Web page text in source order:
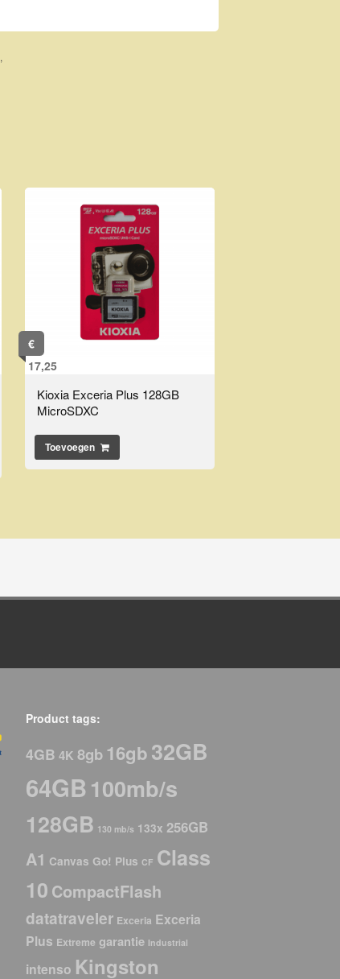
,
€
17,25
Kioxia Exceria Plus 128GB
MicroSDXC
Toevoegen
Product tags:
4GB 4K 8gb16gb32GB
64GB100mb/s
128GB 130 mb/s 133x 256GB
A1 Canvas Go! Plus CF Class
10 CompactFlash
datatraveler Exceria Exceria
Plus Extreme garantie Industrial
intenso Kingston